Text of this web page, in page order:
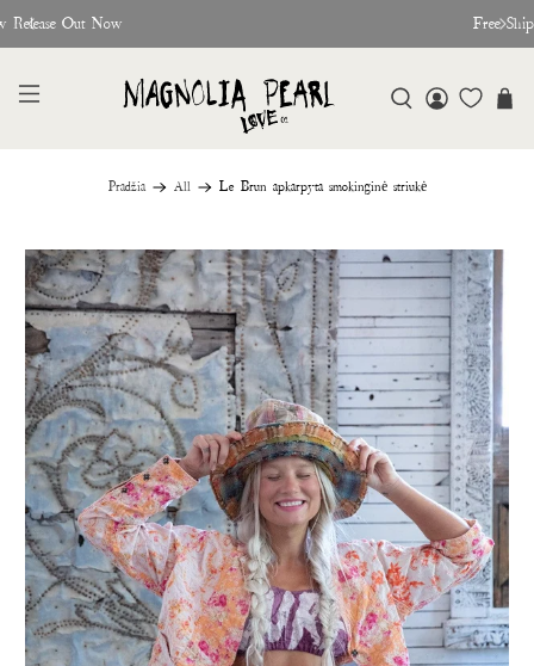
Release Out Now Free
Pradžia All Le Brun apkarpyta smokinginė striukė